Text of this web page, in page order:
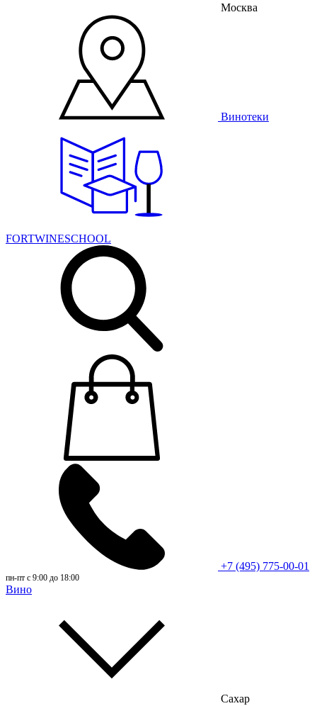
Москва
Винотеки
FORTWINESCHOOL
+7 (495) 775-00-01
пн-пт с 9:00 до 18:00
Вино
Сахар